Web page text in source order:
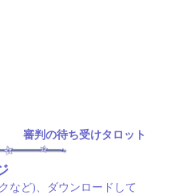
審判の待ち受けタロット
など)、ダウンロードして